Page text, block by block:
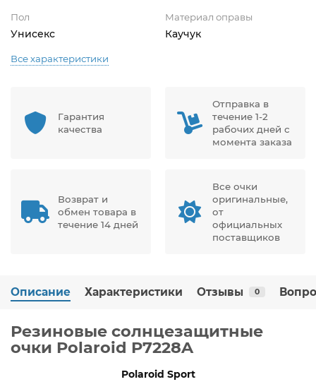
Пол
Унисекс
Материал оправы
Каучук
Все характеристики
Гарантия
качества
Отправка в
течение 1-2
рабочих дней с
момента заказа
Возврат и
обмен товара в
течение 14 дней
Все очки
оригинальные,
от
официальных
поставщиков
Описание Характеристики Отзывы 0
Резиновые солнцезащитные
очки Polaroid P7228A
Polaroid Sport